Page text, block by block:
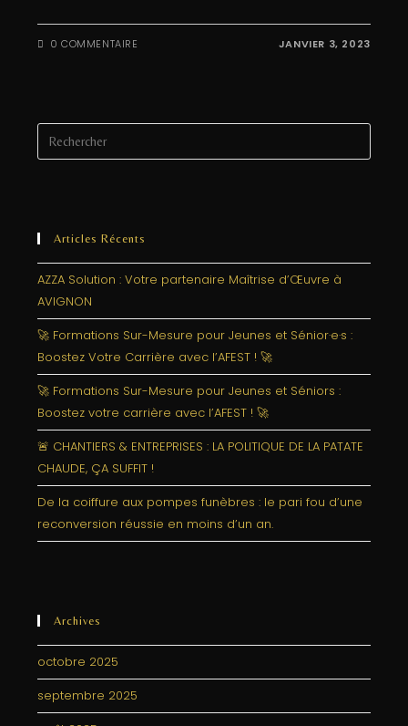
0 COMMENTAIRE JANVIER 3, 2023
Articles Récents
AZZA Solution : Votre partenaire Maîtrise d’Œuvre à
AVIGNON
🚀 Formations Sur-Mesure pour Jeunes et Sénior·e·s :
Boostez Votre Carrière avec l’AFEST ! 🚀
🚀 Formations Sur-Mesure pour Jeunes et Séniors :
Boostez votre carrière avec l’AFEST ! 🚀
🚨 CHANTIERS & ENTREPRISES : LA POLITIQUE DE LA PATATE
CHAUDE, ÇA SUFFIT !
De la coiffure aux pompes funèbres : le pari fou d’une
reconversion réussie en moins d’un an.
Archives
octobre 2025
septembre 2025